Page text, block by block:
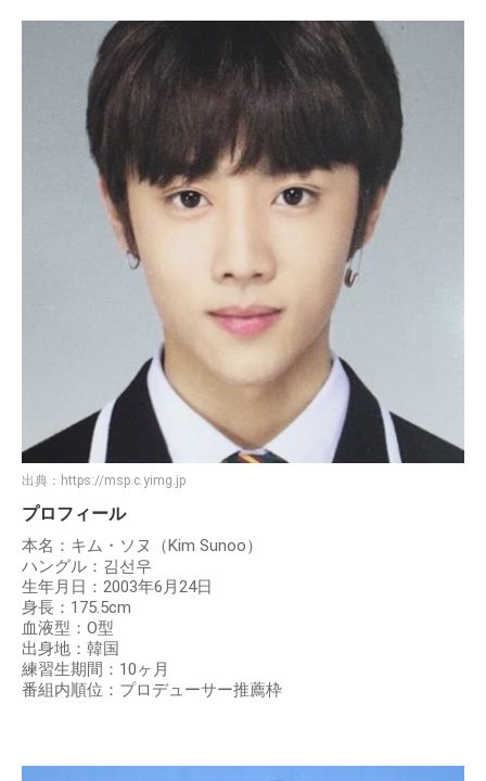
出典： https://msp.c.yimg.jp
プロフィール
本名：キム・ソヌ（Kim Sunoo）
ハングル：김선우
生年月日：2003年6月24日
身長：175.5cm
血液型：O型
出身地：韓国
練習生期間：10ヶ月
番組内順位：プロデューサー推薦枠